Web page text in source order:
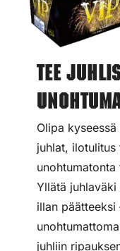
Tee
Olipa
juhlat, ilotulitus
Yllätä
illan päätteeksi
juhliin